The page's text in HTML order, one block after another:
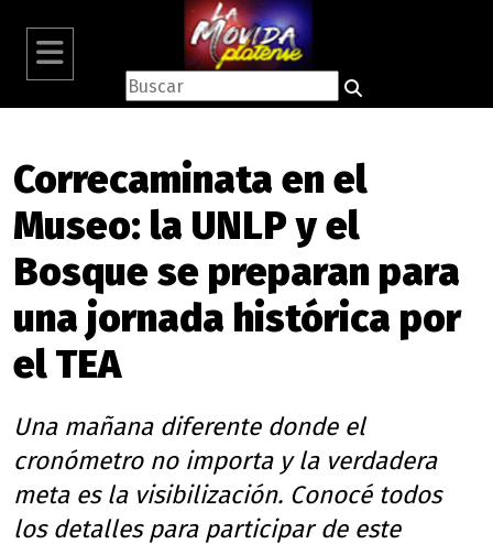
Correcaminata en el
Museo: la UNLP y el
Bosque se preparan para
una jornada histórica por
el TEA
Una mañana diferente donde el
cronómetro no importa y la verdadera
meta es la visibilización. Conocé todos
los detalles para participar de este